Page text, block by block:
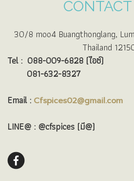
CONTACT
30/8 moo4 Buangthonglang,
Thailand
Tel : 088-009-6828 (ไอซ์)
081-632-8327
Email : Cfspices02@gmail.com
LINE@ : @cfspices (มี@)